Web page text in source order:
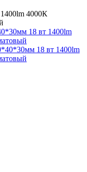
4000К
18 вт 1400lm